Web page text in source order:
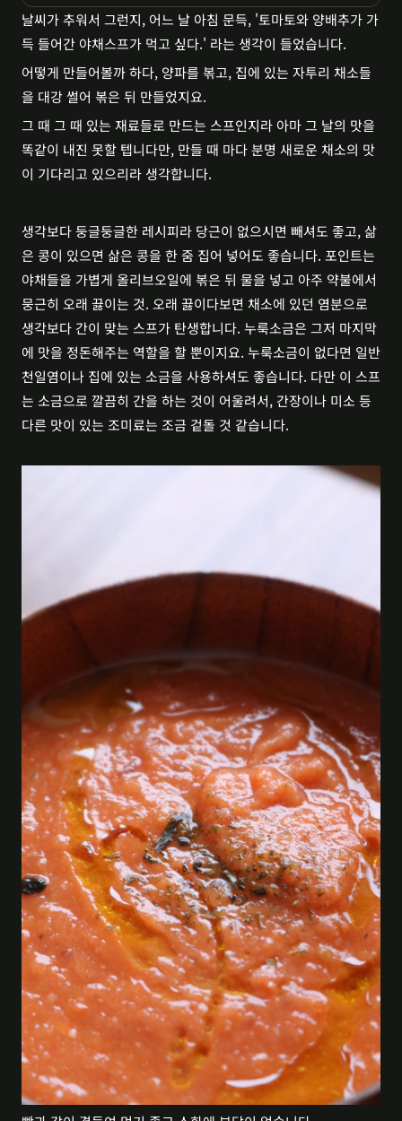
날씨가 추워서 그런지, 어느 날 아침 문득, '토마토와 양배추가 가
득 들어간 야채스프가 먹고 싶다.' 라는 생각이 들었습니다.
어떻게 만들어볼까 하다, 양파를 볶고, 집에 있는 자투리 채소들
을 대강 썰어 볶은 뒤 만들었지요.
그 때 그 때 있는 재료들로 만드는 스프인지라 아마 그 날의 맛을
똑같이 내진 못할 텝니다만, 만들 때 마다 분명 새로운 채소의 맛
이 기다리고 있으리라 생각합니다.
생각보다 둥글둥글한 레시피라 당근이 없으시면 빼셔도 좋고, 삶
은 콩이 있으면 삶은 콩을 한 줌 집어 넣어도 좋습니다. 포인트는
야채들을 가볍게 올리브오일에 볶은 뒤 물을 넣고 아주 약불에서
뭉근히 오래 끓이는 것. 오래 끓이다보면 채소에 있던 염분으로
생각보다 간이 맞는 스프가 탄생합니다. 누룩소금은 그저 마지막
에 맛을 정돈해주는 역할을 할 뿐이지요. 누룩소금이 없다면 일반
천일염이나 집에 있는 소금을 사용하셔도 좋습니다. 다만 이 스프
는 소금으로 깔끔히 간을 하는 것이 어울려서, 간장이나 미소 등
다른 맛이 있는 조미료는 조금 겉돌 것 같습니다.